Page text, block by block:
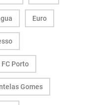
Euro
FC Porto
Gomes